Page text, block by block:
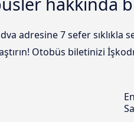
adresine 7 sefer sıklıkla
Otobüs biletinizi